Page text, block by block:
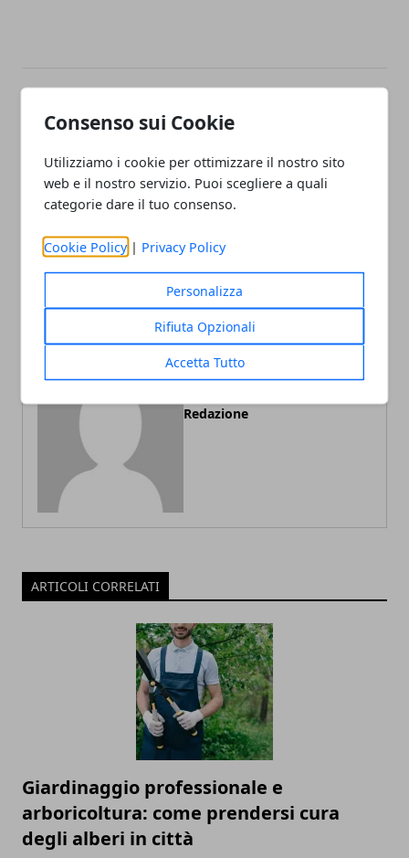
Consenso sui Cookie
Utilizziamo i cookie per ottimizzare il nostro sito
web e il nostro servizio. Puoi scegliere a quali
categorie dare il tuo consenso.
Cookie Policy | Privacy Policy
Personalizza
Rifiuta Opzionali
Accetta Tutto
Articolo Precedente
punto sulle tendenze 2023
per arredare il giardino
Redazione
ARTICOLI CORRELATI
Giardinaggio professionale e
arboricoltura: come prendersi cura
degli alberi in città